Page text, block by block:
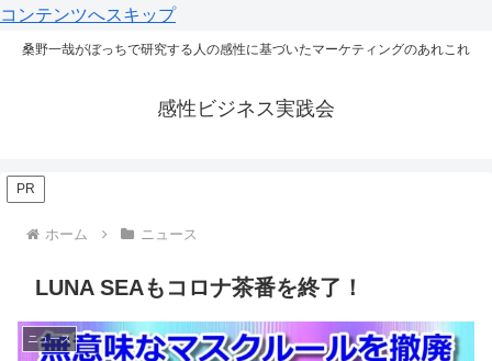
コンテンツへスキップ
桑野一哉がぼっちで研究する人の感性に基づいたマーケティングのあれこれ
感性ビジネス実践会
PR
ホーム ニュース
LUNA SEAもコロナ茶番を終了！
ニュース